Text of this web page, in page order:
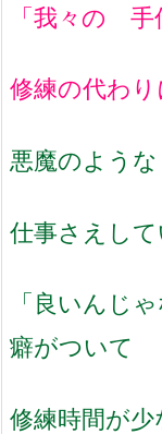
「我々の
修練の代わ
悪魔のよう
仕事さえし
「良いんじ
癖がついて
修練時間が少